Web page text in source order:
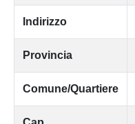
Indirizzo
Provincia
Comune/Quartiere